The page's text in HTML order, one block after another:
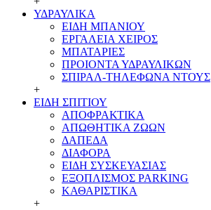
ΥΔΡΑΥΛΙΚΑ
ΕΙΔΗ ΜΠΑΝΙΟΥ
ΕΡΓΑΛΕΙΑ ΧΕΙΡΟΣ
ΜΠΑΤΑΡΙΕΣ
ΠΡΟΙΟΝΤΑ ΥΔΡΑΥΛΙΚΩΝ
ΣΠΙΡΑΛ-ΤΗΛΕΦΩΝΑ ΝΤΟΥΣ
+
ΕΙΔΗ ΣΠΙΤΙΟΥ
ΑΠΟΦΡΑΚΤΙΚΑ
ΑΠΩΘΗΤΙΚΑ ΖΩΩΝ
ΔΑΠΕΔΑ
ΔΙΑΦΟΡΑ
ΕΙΔΗ ΣΥΣΚΕΥΑΣΙΑΣ
ΕΞΟΠΛΙΣΜΟΣ PARKING
ΚΑΘΑΡΙΣΤΙΚΑ
+